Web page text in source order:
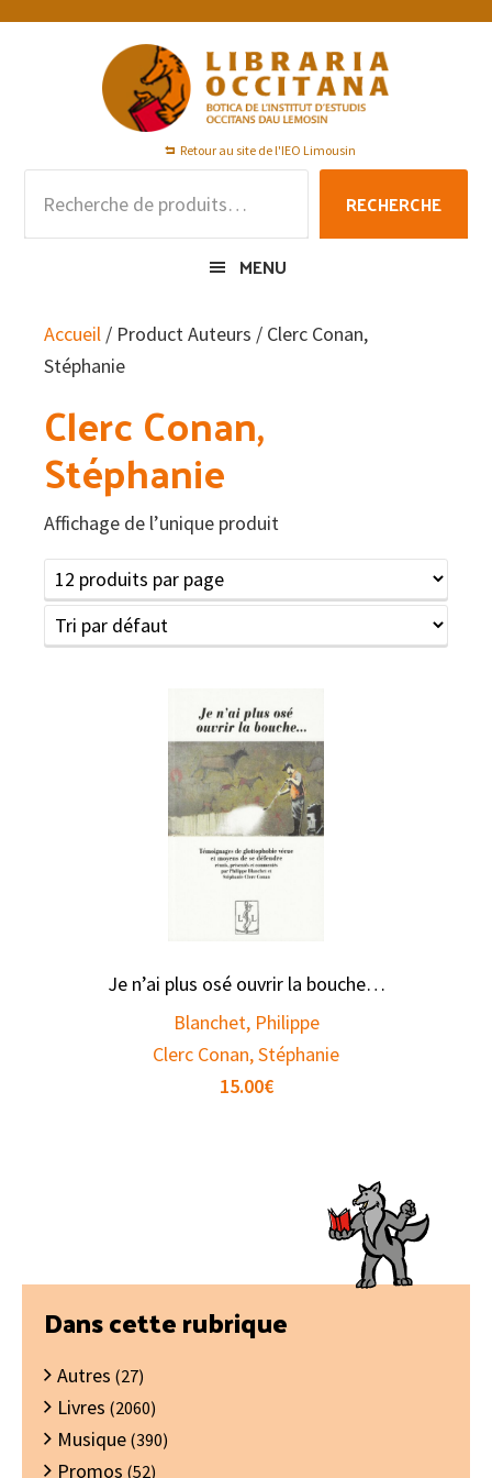
Passer
Passer
Passer
Retour au site de l'IEO Limousin
pour :
RECHERCHE
MENU
Accueil / Product Auteurs / Clerc Conan,
Stéphanie
Clerc Conan,
Stéphanie
Affichage de l’unique produit
Je n’ai plus osé ouvrir la bouche…
Blanchet, Philippe
Clerc Conan, Stéphanie
15.00€
Barre
latérale
principale
Dans cette rubrique
Autres (27)
Livres (2060)
Musique (390)
Promos (52)